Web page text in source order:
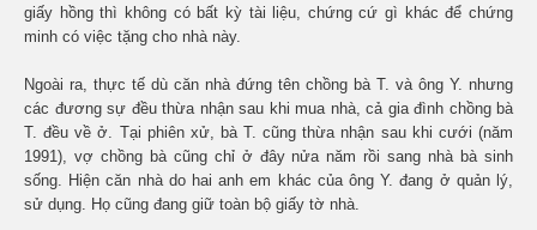
giấy hồng thì không có bất kỳ tài liệu, chứng cứ gì khác để chứng
minh có việc tặng cho nhà này.
Ngoài ra, thực tế dù căn nhà đứng tên chồng bà T. và ông Y. nhưng
các đương sự đều thừa nhận sau khi mua nhà, cả gia đình chồng bà
T. đều về ở. Tại phiên xử, bà T. cũng thừa nhận sau khi cưới (năm
1991), vợ chồng bà cũng chỉ ở đây nửa năm rồi sang nhà bà sinh
sống. Hiện căn nhà do hai anh em khác của ông Y. đang ở quản lý,
sử dụng. Họ cũng đang giữ toàn bộ giấy tờ nhà.